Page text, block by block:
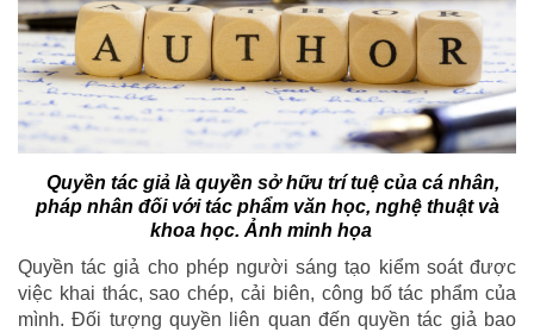
Quyền tác giả là quyền sở hữu trí tuệ của cá nhân,
pháp nhân đối với tác phẩm văn học, nghệ thuật và
khoa học. Ảnh minh họa
Quyền tác giả cho phép người sáng tạo kiểm soát được
việc khai thác, sao chép, cải biên, công bố tác phẩm của
mình. Đối tượng quyền liên quan đến quyền tác giả bao